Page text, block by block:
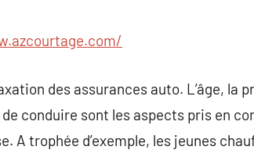
des assurances auto. L’âge, la
conduire sont les aspects pris en
A trophée d’exemple, les jeunes